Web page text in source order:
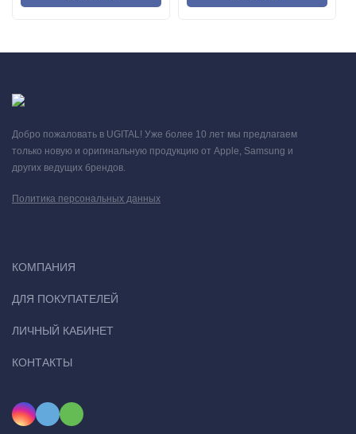
Добро пожаловать в UGITAL! Уже более 10 лет мы предлагаем
только новую и оригинальную продукцию от Apple, Samsung и
других ведущих брендов.
Политика персональных данных
КОМПАНИЯ
ДЛЯ ПОКУПАТЕЛЕЙ
ЛИЧНЫЙ КАБИНЕТ
КОНТАКТЫ